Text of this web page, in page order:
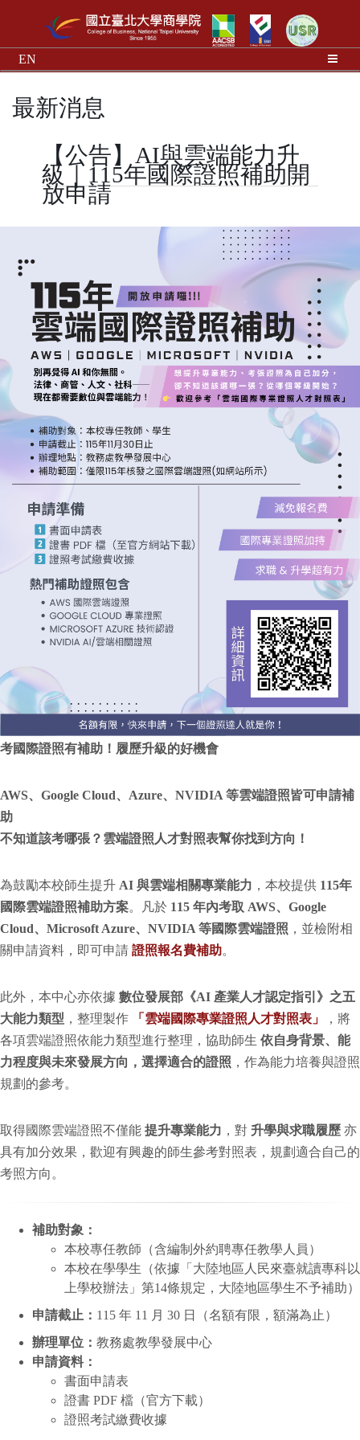
EN
最新消息
【公告】AI與雲端能力升
級｜115年國際證照補助開
放申請
考國際證照有補助！履歷升級的好機會
AWS、Google Cloud、Azure、NVIDIA 等雲端證照皆可申請補
助
不知道該考哪張？雲端證照人才對照表幫你找到方向！
為鼓勵本校師生提升 AI 與雲端相關專業能力 ，本校提供 115年
國際雲端證照補助方案。凡於 115 年內考取 AWS、Google
Cloud、Microsoft Azure、NVIDIA 等國際雲端證照 ，並檢附相
關申請資料，即可申請 證照報名費補助。
此外，本中心亦依據 數位發展部《AI 產業人才認定指引》之五
大能力類型 ，整理製作 「雲端國際專業證照人才對照表」
，將
各項雲端證照依能力類型進行整理，協助師生 依自身背景、能
力程度與未來發展方向，選擇適合的證照 ，作為能力培養與證照
規劃的參考。
取得國際雲端證照不僅能 提升專業能力 ，對 升學與求職履歷 亦
具有加分效果，歡迎有興趣的師生參考對照表，規劃適合自己的
考照方向。
補助對象：
本校專任教師（含編制外約聘專任教學人員）
本校在學學生（依據「大陸地區人民來臺就讀專科以
上學校辦法」第14條規定，大陸地區學生不予補助）
申請截止： 115 年 11 月 30 日（名額有限，額滿為止）
辦理單位： 教務處教學發展中心
申請資料：
書面申請表
證書 PDF 檔（官方下載）
證照考試繳費收據